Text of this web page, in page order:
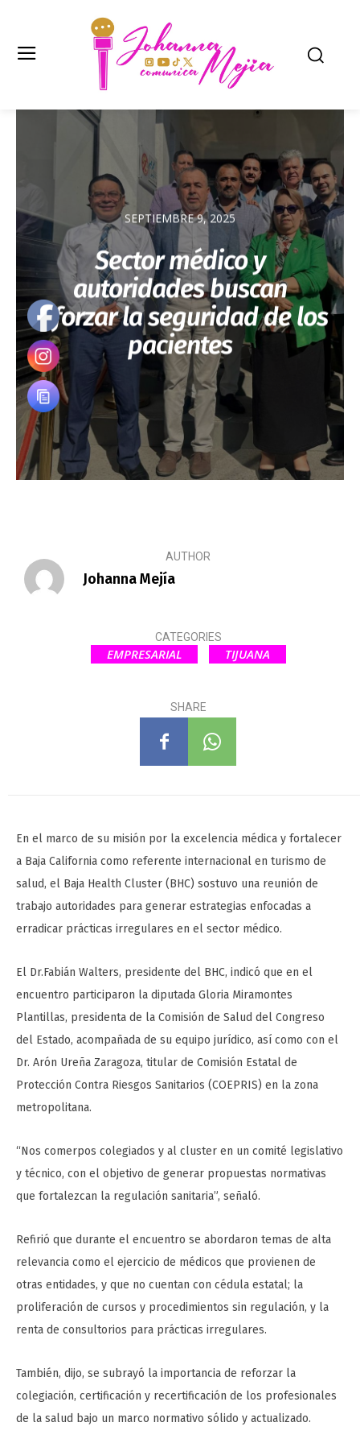
SEPTIEMBRE 9, 2025
Sector médico y
autoridades buscan
reforzar la seguridad de los
pacientes
AUTHOR
Johanna Mejía
CATEGORIES
EMPRESARIAL TIJUANA
SHARE
En el marco de su misión por la excelencia médica y fortalecer
a Baja California como referente internacional en turismo de
salud, el Baja Health Cluster (BHC) sostuvo una reunión de
trabajo autoridades para generar estrategias enfocadas a
erradicar prácticas irregulares en el sector médico.
El Dr.Fabián Walters, presidente del BHC, indicó que en el
encuentro participaron la diputada Gloria Miramontes
Plantillas, presidenta de la Comisión de Salud del Congreso
del Estado, acompañada de su equipo jurídico, así como con el
Dr. Arón Ureña Zaragoza, titular de Comisión Estatal de
Protección Contra Riesgos Sanitarios (COEPRIS) en la zona
metropolitana.
“Nos comerpos colegiados y al cluster en un comité legislativo
y técnico, con el objetivo de generar propuestas normativas
que fortalezcan la regulación sanitaria”, señaló.
Refirió que durante el encuentro se abordaron temas de alta
relevancia como el ejercicio de médicos que provienen de
otras entidades, y que no cuentan con cédula estatal; la
proliferación de cursos y procedimientos sin regulación, y la
renta de consultorios para prácticas irregulares.
También, dijo, se subrayó la importancia de reforzar la
colegiación, certificación y recertificación de los profesionales
de la salud bajo un marco normativo sólido y actualizado.